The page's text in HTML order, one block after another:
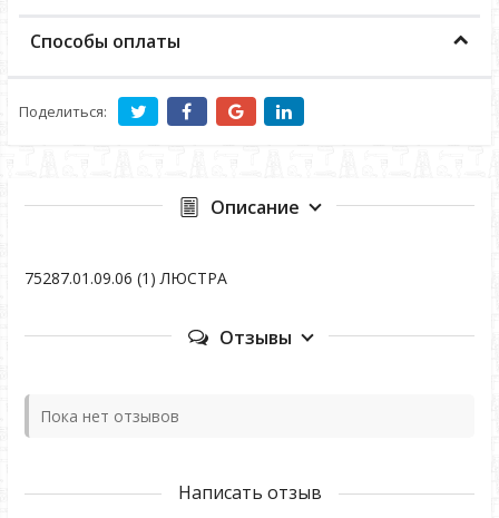
Способы оплаты
Поделиться:
Описание
75287.01.09.06 (1) ЛЮСТРА
Отзывы
Пока нет отзывов
Написать отзыв